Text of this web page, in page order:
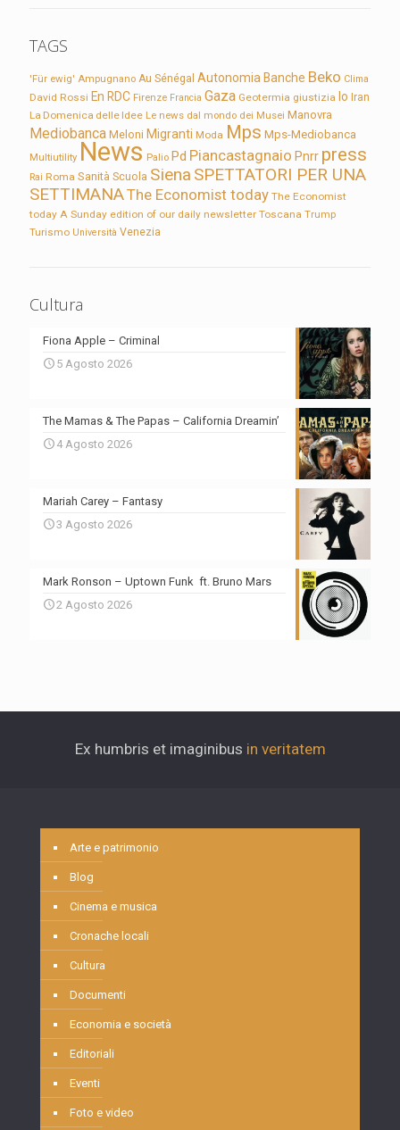
TAGS
'Für ewig' Ampugnano Au Sénégal Autonomia Banche Beko Clima
David Rossi En RDC Firenze Francia Gaza Geotermia giustizia Io Iran
La Domenica delle Idee Le news dal mondo dei Musei Manovra
Mediobanca Meloni Migranti Moda Mps Mps-Mediobanca
Multiutility News Palio Pd Piancastagnaio Pnrr press
Rai Roma Sanità Scuola Siena SPETTATORI PER UNA
SETTIMANAThe Economist today The Economist
today A Sunday edition of our daily newsletter Toscana Trump
Turismo Università Venezia
Cultura
Fiona Apple – Criminal
5 Agosto 2026
The Mamas & The Papas – California Dreamin’
4 Agosto 2026
Mariah Carey – Fantasy
3 Agosto 2026
Mark Ronson – Uptown Funk ft. Bruno Mars
2 Agosto 2026
Ex humbris et imaginibus in veritatem
Arte e patrimonio
Blog
Cinema e musica
Cronache locali
Cultura
Documenti
Economia e società
Editoriali
Eventi
Foto e video